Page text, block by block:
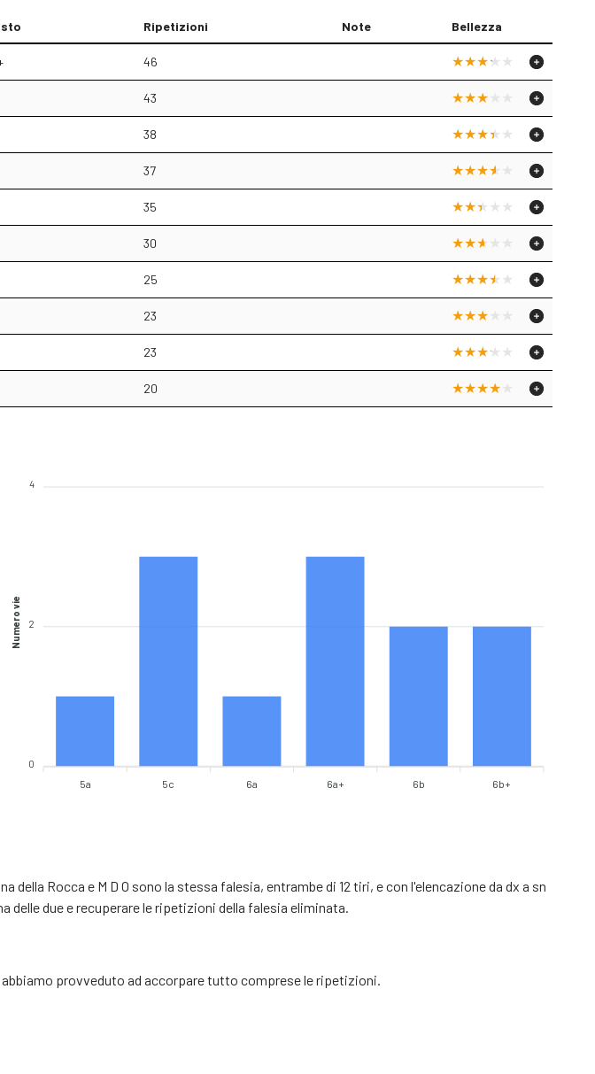
Ripetizioni Note Bellezza
46
43
38
37
35
30
25
23
23
20
4
2
0
Numero vie
5a 5c 6a 6a+ 6b 6b+
Rocca e M D O sono la stessa falesia, entrambe di 12 tiri, e con l'elencazione da dx a sn
delle due e recuperare le ripetizioni della falesia eliminata.
provveduto ad accorpare tutto comprese le ripetizioni.